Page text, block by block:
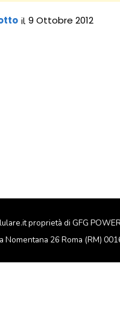
il 9 Ottobre 2012
proprietà di GFG
Nomentana 26 Roma (RM)